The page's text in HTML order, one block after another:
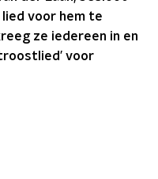
voor hem te
ze iedereen in en
voor